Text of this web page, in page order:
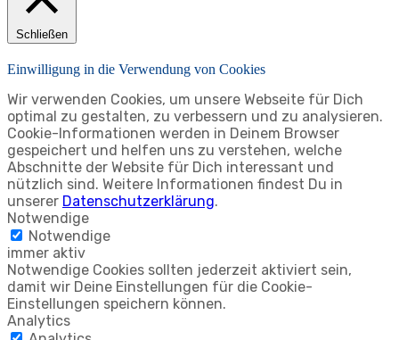
Schließen
Einwilligung in die Verwendung von Cookies
Wir verwenden Cookies, um unsere Webseite für Dich
optimal zu gestalten, zu verbessern und zu analysieren.
Cookie-Informationen werden in Deinem Browser
gespeichert und helfen uns zu verstehen, welche
Abschnitte der Website für Dich interessant und
nützlich sind. Weitere Informationen findest Du in
unserer Datenschutzerklärung.
Notwendige
Notwendige
immer aktiv
Notwendige Cookies sollten jederzeit aktiviert sein,
damit wir Deine Einstellungen für die Cookie-
Einstellungen speichern können.
Analytics